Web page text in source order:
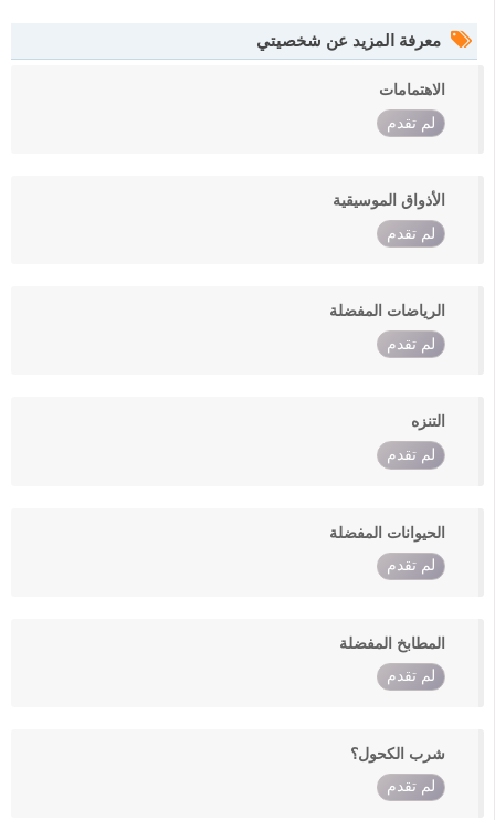
معرفة المزيد عن شخصيتي
الاهتمامات
لم تقدم
الأذواق الموسيقية
لم تقدم
الرياضات المفضلة
لم تقدم
التنزه
لم تقدم
الحيوانات المفضلة
لم تقدم
المطابخ المفضلة
لم تقدم
شرب الكحول؟
لم تقدم